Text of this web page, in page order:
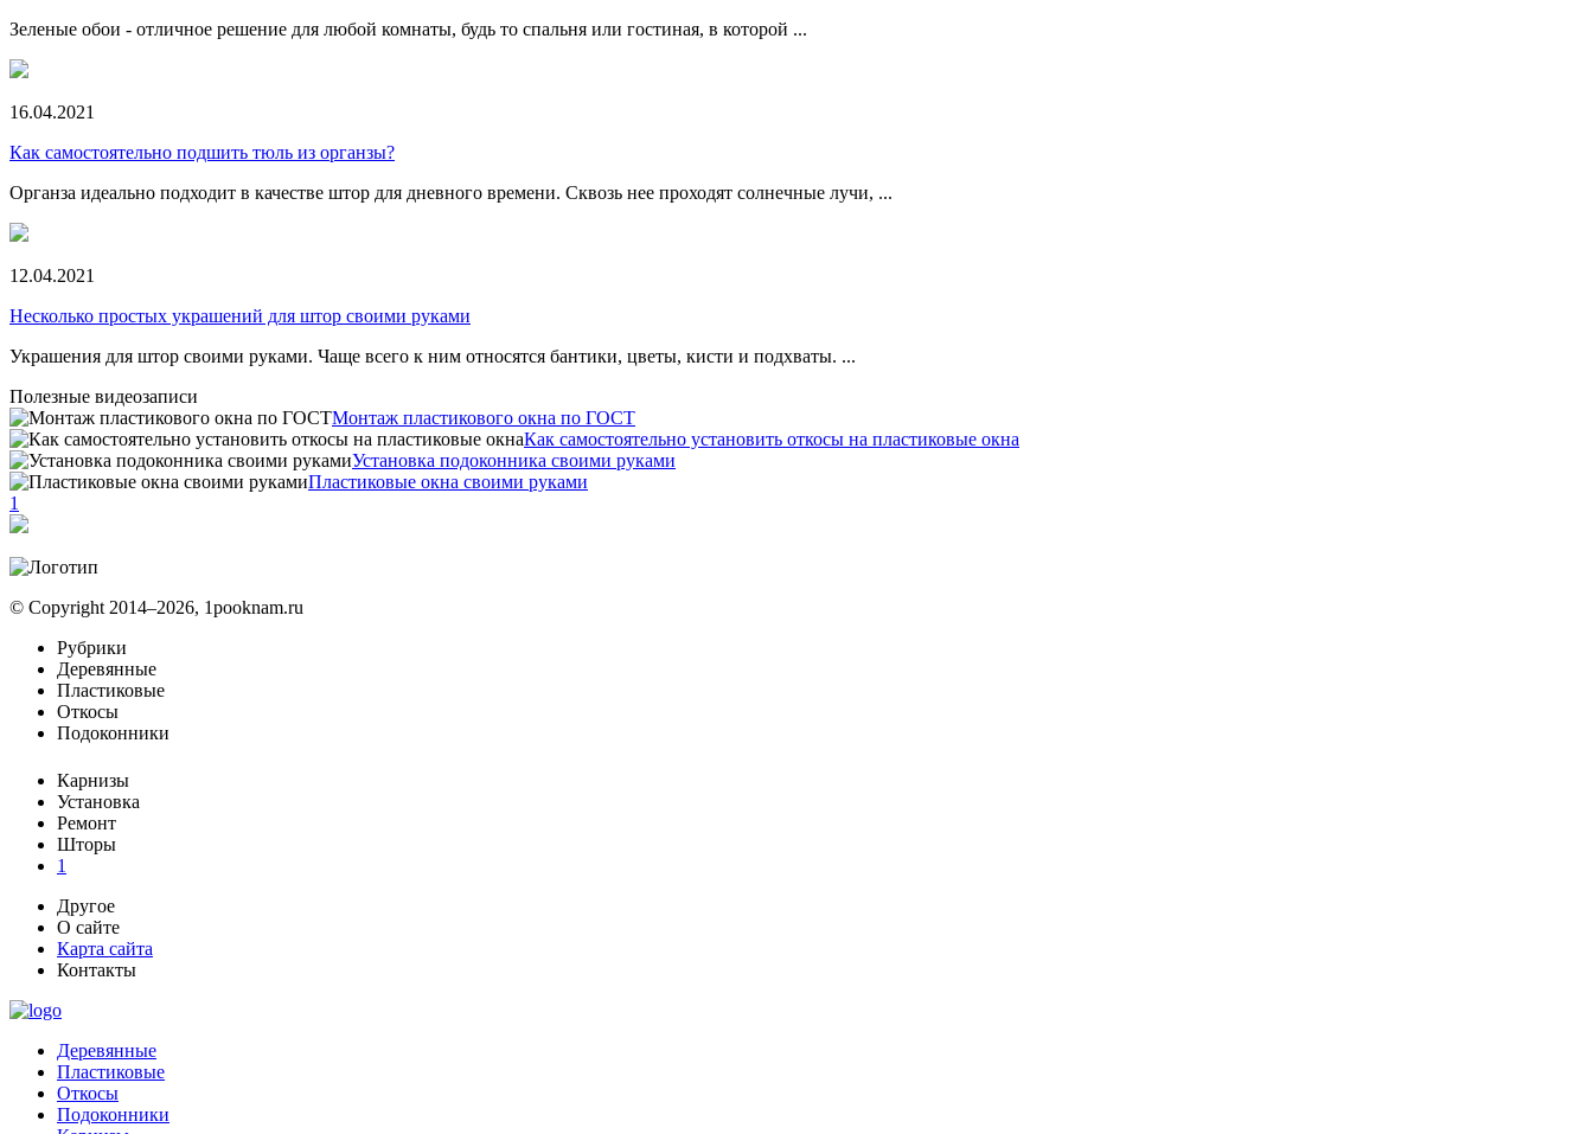
Зеленые обои - отличное решение для любой комнаты, будь то спальня или гостиная, в которой ...
16.04.2021
Как самостоятельно подшить тюль из органзы?
Органза идеально подходит в качестве штор для дневного времени. Сквозь нее проходят солнечные лучи, ...
12.04.2021
Несколько простых украшений для штор своими руками
Украшения для штор своими руками. Чаще всего к ним относятся бантики, цветы, кисти и подхваты. ...
Полезные видеозаписи
Монтаж пластикового окна по ГОСТ
Как самостоятельно установить откосы на пластиковые окна
Установка подоконника своими руками
Пластиковые окна своими руками
1
© Copyright 2014–2026, 1pooknam.ru
Рубрики
Деревянные
Пластиковые
Откосы
Подоконники
Карнизы
Установка
Ремонт
Шторы
1
Другое
О сайте
Карта сайта
Контакты
Деревянные
Пластиковые
Откосы
Подоконники